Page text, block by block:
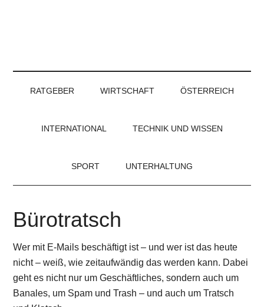
RATGEBER WIRTSCHAFT ÖSTERREICH
INTERNATIONAL TECHNIK UND WISSEN
SPORT UNTERHALTUNG
Bürotratsch
Wer mit E-Mails beschäftigt ist – und wer ist das heute
nicht – weiß, wie zeitaufwändig das werden kann. Dabei
geht es nicht nur um Geschäftliches, sondern auch um
Banales, um Spam und Trash – und auch um Tratsch